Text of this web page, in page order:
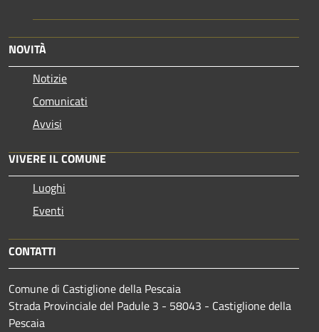
NOVITÀ
Notizie
Comunicati
Avvisi
VIVERE IL COMUNE
Luoghi
Eventi
CONTATTI
Comune di Castiglione della Pescaia
Strada Provinciale del Padule 3 - 58043 - Castiglione della
Pescaia